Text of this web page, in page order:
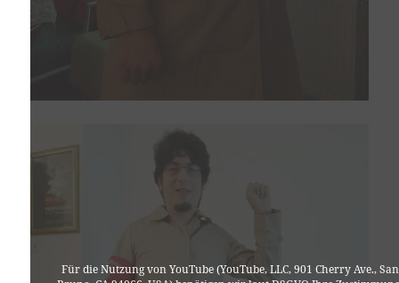
Für die Nutzung von YouTube (YouTube, LLC, 901 Cherry Ave., San